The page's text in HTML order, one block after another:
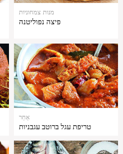
מנות צמחוניות
פיצה נפוליטנה
אַחֵר
טריפת עגל ברוטב עגבניות